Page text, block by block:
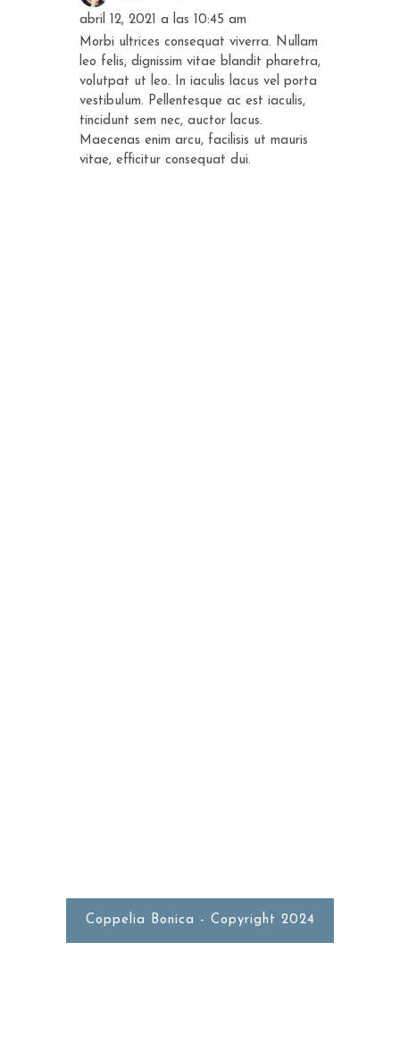
abril 12, 2021 a las 10:45 am
Morbi ultrices consequat viverra. Nullam
leo felis, dignissim vitae blandit pharetra,
volutpat ut leo. In iaculis lacus vel porta
vestibulum. Pellentesque ac est iaculis,
tincidunt sem nec, auctor lacus.
Maecenas enim arcu, facilisis ut mauris
vitae, efficitur consequat dui.
Coppelia Bonica - Copyright 2024